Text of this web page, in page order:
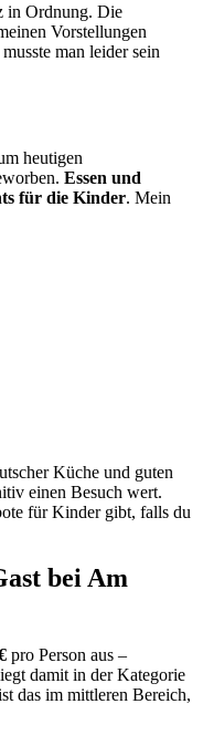
in Ordnung. Die
Vorstellungen
man leider sein
heutigen
Essen und
für die Kinder. Mein
Küche und guten
einen Besuch wert.
für Kinder gibt, falls du
beiAm
pro Person aus –
damit in der Kategorie
das im mittleren Bereich,